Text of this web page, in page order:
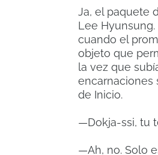
Ja, el paquete
Lee
cuando el
objeto que
la vez que
encarnaciones
de Inicio.
—Dokja-ssi, tu
—Ah, no. Solo